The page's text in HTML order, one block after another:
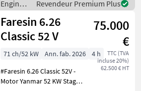
#LandtechnikFürProfis
Engins
de
chantier
/ Deutz
Fahr
Revendeur Premium Plus
Faresin 6.26
Classic 52 V
75.000
€
TTC (TVA
incluse 20%)
62.500 € HT
71 ch/52 kW Ann. fab. 2026
4 h
#Faresin 6.26 Classic 52V -
Motor Yanmar 52 KW Stage